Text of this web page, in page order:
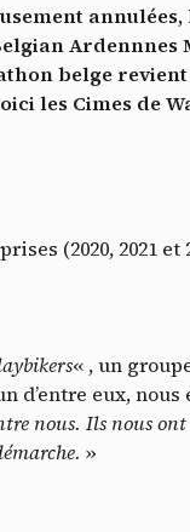
Ardennnes
belge
les Cimes de
(2020, 2021
« , un
d’entre eux,
nous. Ils nous
»
de recevoir cette
à tout moment
Vimeo
Autoriser Interdire